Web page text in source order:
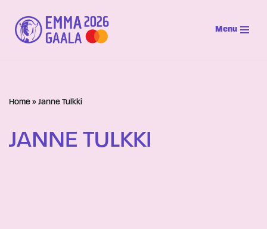
Siirry
suoraan
Menu
Home » Janne Tulkki
JANNE TULKKI